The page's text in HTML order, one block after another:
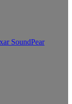
SoundPear